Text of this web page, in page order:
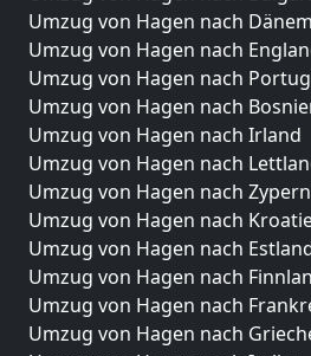
Umzug von Hagen nach
Umzug von Hagen nach
Umzug von Hagen nach
Umzug von Hagen nach
Umzug von Hagen nach Irland
Umzug von Hagen nach
Umzug von Hagen nach Zypern
Umzug von Hagen nach
Umzug von Hagen nach
Umzug von Hagen nach
Umzug von Hagen nach
Umzug von Hagen nach